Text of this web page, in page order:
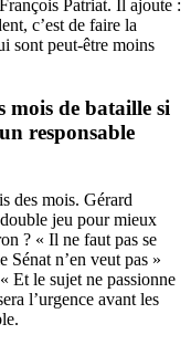
Patriat. Il ajoute :
c’est de faire la
sont peut-être moins
mois de bataille si
responsable
des mois. Gérard
jeu pour mieux
? « Il ne faut pas se
Sénat n’en veut pas »
Et le sujet ne passionne
l’urgence avant les